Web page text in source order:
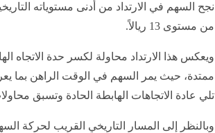
نجح السهم في الارتداد من أدنى مستوياته
من مستوى 13 ريالاً
.
ويعكس هذا الارتداد محاولة لكسر حدة الاتجاه
ممتدة، حيث يمر السهم في الوقت الراهن بما
تلي عادة الاتجاهات الهابطة الحادة وتسبق
وبالنظر إلى المسار التاريخي القريب لحركة